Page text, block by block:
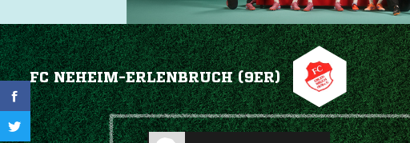
FC NEHEIM-ERLENBRUCH (9ER)